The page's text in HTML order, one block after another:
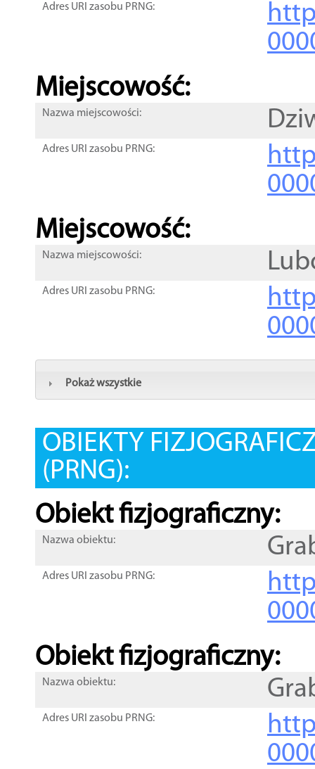
Adres URI zasobu PRNG:
Miejscowość:
Nazwa miejscowości:
Adres URI zasobu PRNG:
Miejscowość:
Nazwa miejscowości:
Adres URI zasobu PRNG:
Pokaż wszystkie
OBIEKTY
(PRNG):
Obiekt fizjograficzny:
Nazwa obiektu:
Adres URI zasobu PRNG:
Obiekt fizjograficzny:
Nazwa obiektu:
Adres URI zasobu PRNG: